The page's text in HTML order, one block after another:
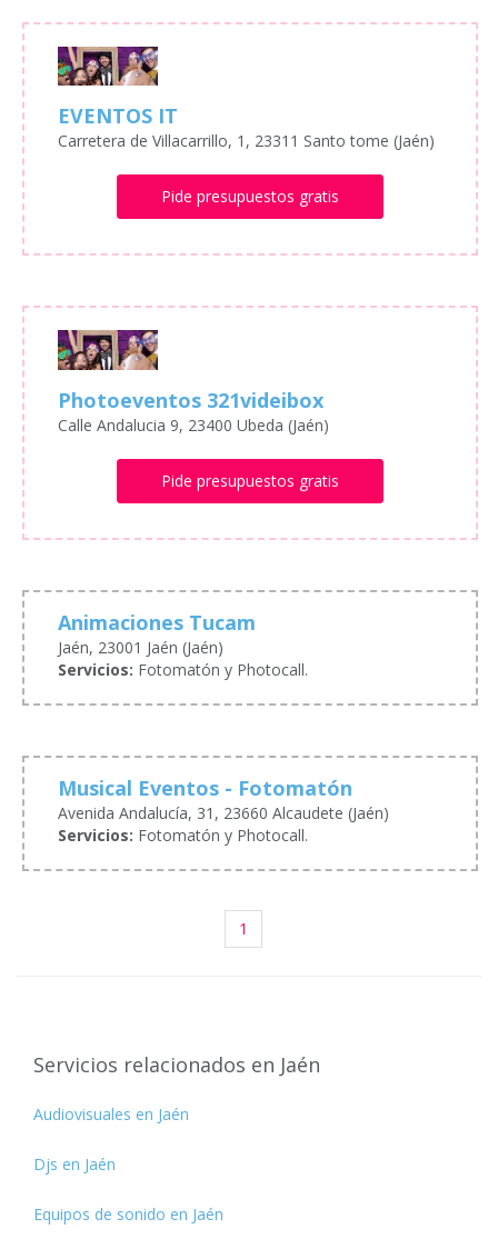
EVENTOS IT
Carretera de Villacarrillo, 1, 23311 Santo tome (Jaén)
Pide presupuestos gratis
Photoeventos 321videibox
Calle Andalucia 9, 23400 Ubeda (Jaén)
Pide presupuestos gratis
Animaciones Tucam
Jaén, 23001 Jaén (Jaén)
Servicios: Fotomatón y Photocall.
Musical Eventos - Fotomatón
Avenida Andalucía, 31, 23660 Alcaudete (Jaén)
Servicios: Fotomatón y Photocall.
1
Servicios relacionados en Jaén
Audiovisuales en Jaén
Djs en Jaén
Equipos de sonido en Jaén